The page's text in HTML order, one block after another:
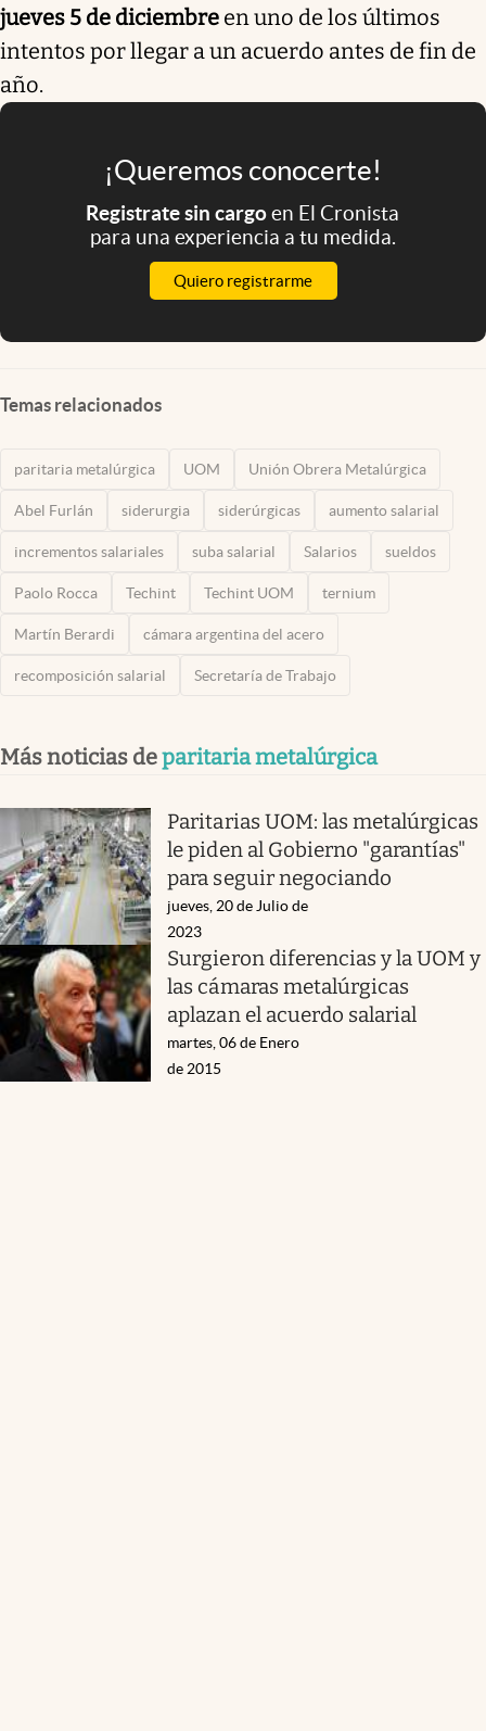
jueves 5 de diciembre en uno de los últimos
intentos por llegar a un acuerdo antes de fin de
año.
¡Queremos conocerte!
Registrate sin cargoen El Cronista
para una experiencia a tu medida.
Quiero registrarme
Temas relacionados
paritaria metalúrgica UOM Unión Obrera Metalúrgica
Abel Furlán siderurgia siderúrgicas aumento salarial
incrementos salariales suba salarial Salarios sueldos
Paolo Rocca Techint Techint UOM ternium
Martín Berardi cámara argentina del acero
recomposición salarial Secretaría de Trabajo
Más noticias deparitaria metalúrgica
Paritarias UOM: las metalúrgicas
le piden al Gobierno "garantías"
para seguir negociando
jueves, 20 de Julio de
2023
Surgieron diferencias y la UOM y
las cámaras metalúrgicas
aplazan el acuerdo salarial
martes, 06 de Enero
de 2015